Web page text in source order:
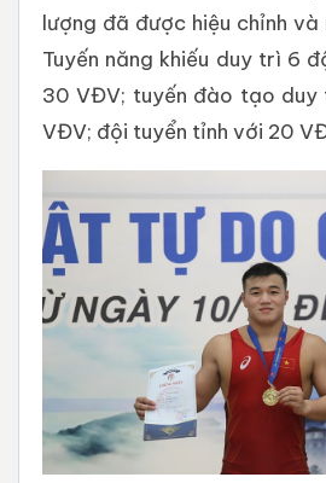
lượng đã được hiệu chỉnh
Tuyến năng khiếu duy trì 6
30 VĐV; tuyến đào tạo
VĐV; đội tuyển tỉnh với 20